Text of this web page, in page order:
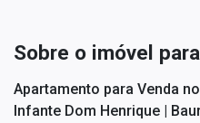
Sobre o imóvel
Apartamento para Venda
Infante Dom Henrique |